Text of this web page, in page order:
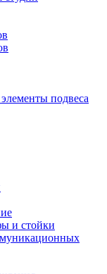
подвеса
и стойки